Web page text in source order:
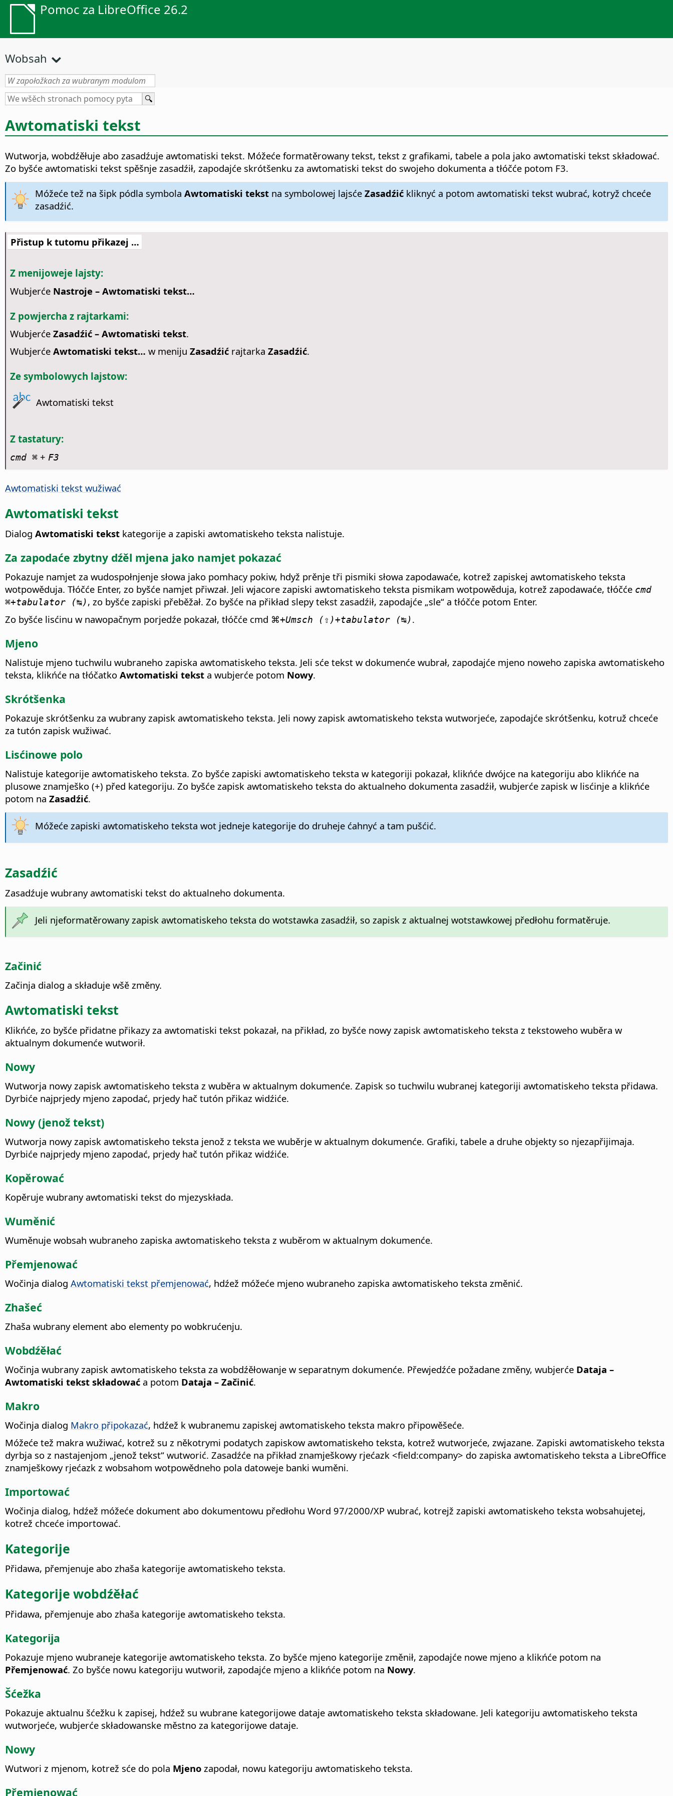
Pomoc za LibreOffice 26.2
Wobsah
Awtomatiski tekst
Wutworja, wobdźěłuje abo zasadźuje awtomatiski tekst. Móžeće formatěrowany tekst, tekst z grafikami, tabele a pola jako awtomatiski tekst składować.
Zo byšće awtomatiski tekst spěšnje zasadźił, zapodajće skrótšenku za awtomatiski tekst do swojeho dokumenta a tłóčće potom F3.
Móžeće tež na šipk pódla symbola Awtomatiski tekstna symbolowej lajsće Zasadźićkliknyć a potom awtomatiski tekst wubrać, kotryž chceće
zasadźić.
Přistup k tutomu přikazej …
Z menijoweje lajsty:
Wubjerće Nastroje – Awtomatiski tekst…
Z powjercha z rajtarkami:
Wubjerće Zasadźić – Awtomatiski tekst.
Wubjerće Awtomatiski tekst… w meniju Zasadźićrajtarka Zasadźić.
Ze symbolowych lajstow:
Awtomatiski tekst
Z tastatury:
cmd ⌘+ F3
Awtomatiski tekst wužiwać
Awtomatiski tekst
Dialog Awtomatiski tekst kategorije a zapiski awtomatiskeho teksta nalistuje.
Za zapodaće zbytny dźěl mjena jako namjet pokazać
Pokazuje namjet za wudospołnjenje słowa jako pomhacy pokiw, hdyž prěnje tři pismiki słowa zapodawaće, kotrež zapiskej awtomatiskeho teksta
wotpowěduja. Tłóčće Enter, zo byšće namjet přiwzał. Jeli wjacore zapiski awtomatiskeho teksta pismikam wotpowěduja, kotrež zapodawaće, tłóčće cmd
⌘+tabulator (↹), zo byšće zapiski přeběžał. Zo byšće na přikład slepy tekst zasadźił, zapodajće „sle“ a tłóčće potom Enter.
Zo byšće lisćinu w nawopačnym porjedźe pokazał, tłóčće cmd ⌘+Umsch (⇧)+tabulator (↹).
Mjeno
Nalistuje mjeno tuchwilu wubraneho zapiska awtomatiskeho teksta. Jeli sće tekst w dokumenće wubrał, zapodajće mjeno noweho zapiska awtomatiskeho
teksta, klikńće na tłóčatko Awtomatiski tekst a wubjerće potom Nowy.
Skrótšenka
Pokazuje skrótšenku za wubrany zapisk awtomatiskeho teksta. Jeli nowy zapisk awtomatiskeho teksta wutworjeće, zapodajće skrótšenku, kotruž chceće
za tutón zapisk wužiwać.
Lisćinowe polo
Nalistuje kategorije awtomatiskeho teksta. Zo byšće zapiski awtomatiskeho teksta w kategoriji pokazał, klikńće dwójce na kategoriju abo klikńće na
plusowe znamješko (+) před kategoriju. Zo byšće zapisk awtomatiskeho teksta do aktualneho dokumenta zasadźił, wubjerće zapisk w lisćinje a klikńće
potom na Zasadźić.
Móžeće zapiski awtomatiskeho teksta wot jedneje kategorije do druheje ćahnyć a tam pušćić.
Zasadźić
Zasadźuje wubrany awtomatiski tekst do aktualneho dokumenta.
Jeli njeformatěrowany zapisk awtomatiskeho teksta do wotstawka zasadźił, so zapisk z aktualnej wotstawkowej předłohu formatěruje.
Začinić
Začinja dialog a składuje wšě změny.
Awtomatiski tekst
Klikńće, zo byšće přidatne přikazy za awtomatiski tekst pokazał, na přikład, zo byšće nowy zapisk awtomatiskeho teksta z tekstoweho wuběra w
aktualnym dokumenće wutworił.
Nowy
Wutworja nowy zapisk awtomatiskeho teksta z wuběra w aktualnym dokumenće. Zapisk so tuchwilu wubranej kategoriji awtomatiskeho teksta přidawa.
Dyrbiće najprjedy mjeno zapodać, prjedy hač tutón přikaz widźiće.
Nowy (jenož tekst)
Wutworja nowy zapisk awtomatiskeho teksta jenož z teksta we wuběrje w aktualnym dokumenće. Grafiki, tabele a druhe objekty so njezapřijimaja.
Dyrbiće najprjedy mjeno zapodać, prjedy hač tutón přikaz widźiće.
Kopěrować
Kopěruje wubrany awtomatiski tekst do mjezyskłada.
Wuměnić
Wuměnuje wobsah wubraneho zapiska awtomatiskeho teksta z wuběrom w aktualnym dokumenće.
Přemjenować
Wočinja dialog Awtomatiski tekst přemjenować, hdźež móžeće mjeno wubraneho zapiska awtomatiskeho teksta změnić.
Zhašeć
Zhaša wubrany element abo elementy po wobkrućenju.
Wobdźěłać
Wočinja wubrany zapisk awtomatiskeho teksta za wobdźěłowanje w separatnym dokumenće. Přewjedźće požadane změny, wubjerće Dataja –
Awtomatiski tekst składować a potom Dataja – Začinić.
Makro
Wočinja dialog Makro připokazać, hdźež k wubranemu zapiskej awtomatiskeho teksta makro připowěšeće.
Móžeće tež makra wužiwać, kotrež su z někotrymi podatych zapiskow awtomatiskeho teksta, kotrež wutworjeće, zwjazane. Zapiski awtomatiskeho teksta
dyrbja so z nastajenjom „jenož tekst“ wutworić. Zasadźće na přikład znamješkowy rjećazk <field:company> do zapiska awtomatiskeho teksta a LibreOffice
znamješkowy rjećazk z wobsahom wotpowědneho pola datoweje banki wuměni.
Importować
Wočinja dialog, hdźež móžeće dokument abo dokumentowu předłohu Word 97/2000/XP wubrać, kotrejž zapiski awtomatiskeho teksta wobsahujetej,
kotrež chceće importować.
Kategorije
Přidawa, přemjenuje abo zhaša kategorije awtomatiskeho teksta.
Kategorije wobdźěłać
Přidawa, přemjenuje abo zhaša kategorije awtomatiskeho teksta.
Kategorija
Pokazuje mjeno wubraneje kategorije awtomatiskeho teksta. Zo byšće mjeno kategorije změnił, zapodajće nowe mjeno a klikńće potom na
Přemjenować. Zo byšće nowu kategoriju wutworił, zapodajće mjeno a klikńće potom na Nowy.
Šćežka
Pokazuje aktualnu šćežku k zapisej, hdźež su wubrane kategorijowe dataje awtomatiskeho teksta składowane. Jeli kategoriju awtomatiskeho teksta
wutworjeće, wubjerće składowanske městno za kategorijowe dataje.
Nowy
Wutwori z mjenom, kotrež sće do pola Mjeno zapodał, nowu kategoriju awtomatiskeho teksta.
Přemjenować